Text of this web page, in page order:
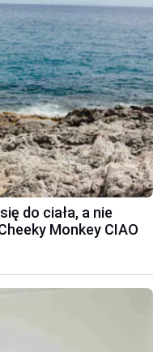
do ciała, a nie
Monkey CIAO